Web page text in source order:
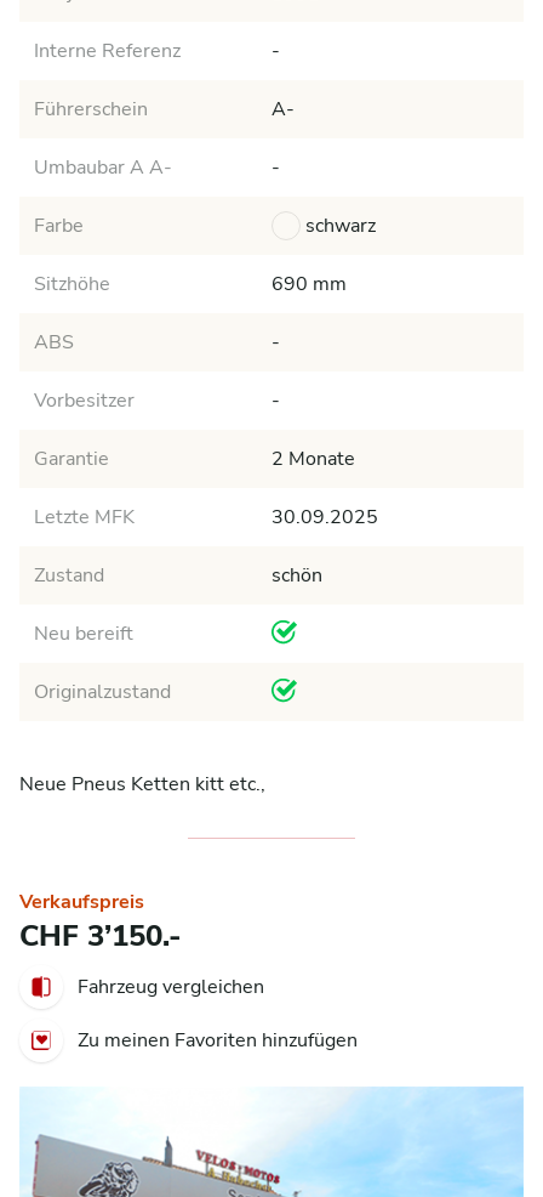
Interne Referenz -
Führerschein A-
Umbaubar A A- -
Farbe schwarz
Sitzhöhe 690 mm
ABS -
Vorbesitzer -
Garantie 2 Monate
Letzte MFK 30.09.2025
Zustand schön
Neu bereift
Originalzustand
Neue Pneus Ketten kitt etc.,
Verkaufspreis
CHF 3’150.-
Fahrzeug vergleichen
Zu meinen Favoriten hinzufügen